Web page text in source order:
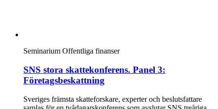
Seminarium Offentliga finanser
SNS stora skattekonferens. Panel 3:
Företagsbeskattning
Sveriges främsta skatteforskare, experter och beslutsfattare